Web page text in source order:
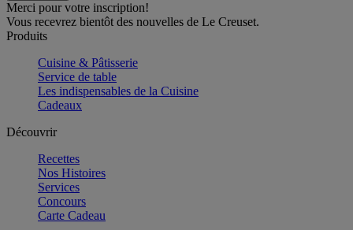
Merci pour votre inscription!
Vous recevrez bientôt des nouvelles de Le Creuset.
Produits
Cuisine & Pâtisserie
Service de table
Les indispensables de la Cuisine
Cadeaux
Découvrir
Recettes
Nos Histoires
Services
Concours
Carte Cadeau